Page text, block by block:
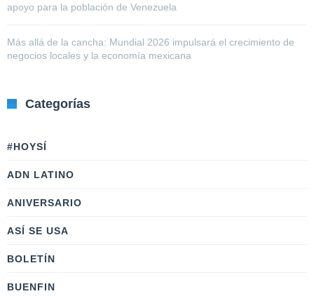
apoyo para la población de Venezuela
Más allá de la cancha: Mundial 2026 impulsará el crecimiento de
negocios locales y la economía mexicana
Categorías
#HOYSÍ
ADN LATINO
ANIVERSARIO
ASÍ SE USA
BOLETÍN
BUENFIN